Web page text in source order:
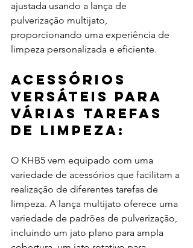
ajustada usando a lança de
pulverização multijato,
proporcionando uma experiência de
limpeza personalizada e eficiente.
Acessórios
versáteis para
várias tarefas
de limpeza:
O KHB5 vem equipado com uma
variedade de acessórios que facilitam a
realização de diferentes tarefas de
limpeza. A lança multijato oferece uma
variedade de padrões de pulverização,
incluindo um jato plano para ampla